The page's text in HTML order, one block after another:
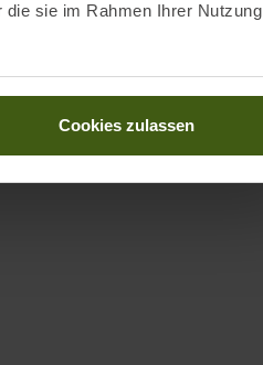
sie im Rahmen Ihrer Nutzung
Cookies zulassen